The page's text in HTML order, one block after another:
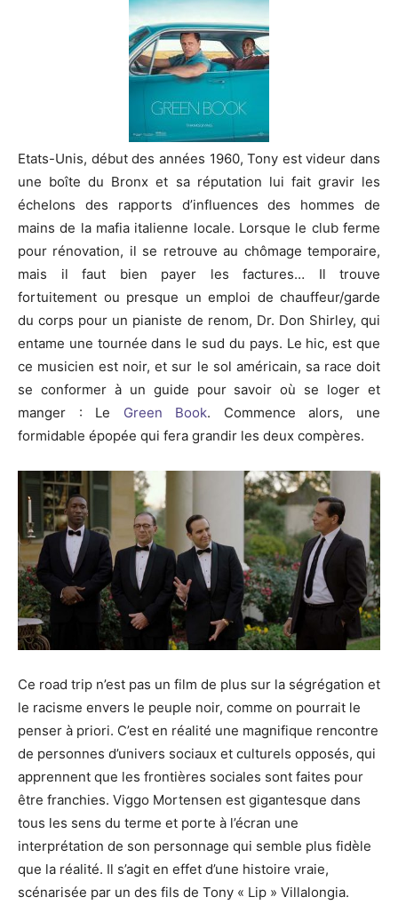
Etats-Unis, début des années 1960, Tony est videur dans
une boîte du Bronx et sa réputation lui fait gravir les
échelons des rapports d’influences des hommes de
mains de la mafia italienne locale. Lorsque le club ferme
pour rénovation, il se retrouve au chômage temporaire,
mais il faut bien payer les factures… Il trouve
fortuitement ou presque un emploi de chauffeur/garde
du corps pour un pianiste de renom, Dr. Don Shirley, qui
entame une tournée dans le sud du pays. Le hic, est que
ce musicien est noir, et sur le sol américain, sa race doit
se conformer à un guide pour savoir où se loger et
manger :
Le Green Book. Commence alors, une
formidable épopée qui fera grandir les deux compères.
Ce road trip n’est pas un film de plus sur la ségrégation et
le racisme envers le peuple noir, comme on pourrait le
penser à priori. C’est en réalité une magnifique rencontre
de personnes d’univers sociaux et culturels opposés, qui
apprennent que les frontières sociales sont faites pour
être franchies. Viggo Mortensen est gigantesque dans
tous les sens du terme et porte à l’écran une
interprétation de son personnage qui semble plus fidèle
que la réalité. Il s’agit en effet d’une histoire vraie,
scénarisée par un des fils de Tony « Lip » Villalongia.